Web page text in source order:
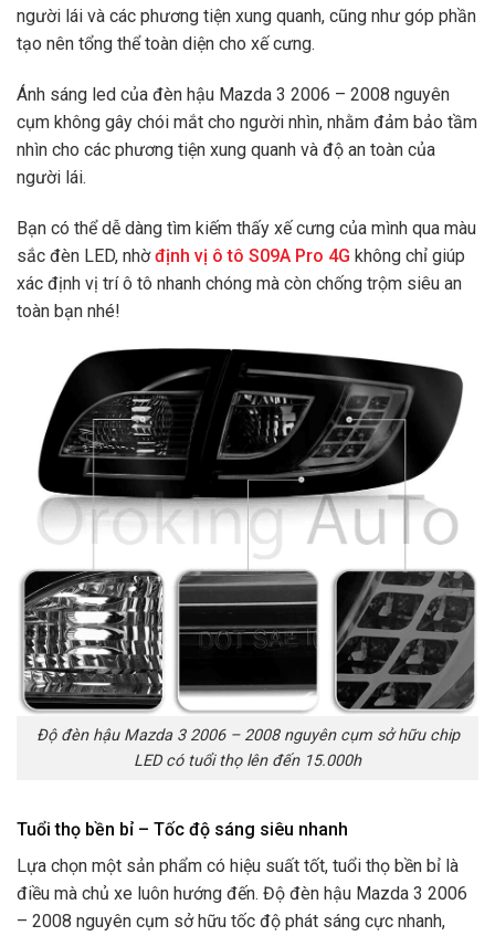
người lái và các phương tiện xung quanh, cũng như góp phần
tạo nên tổng thể toàn diện cho xế cưng.
Ánh sáng led của đèn hậu Mazda 3 2006 – 2008 nguyên
cụm không gây chói mắt cho người nhìn, nhằm đảm bảo tầm
nhìn cho các phương tiện xung quanh và độ an toàn của
người lái.
Bạn có thể dễ dàng tìm kiếm thấy xế cưng của mình qua màu
sắc đèn LED, nhờ định vị ô tô S09A Pro 4G không chỉ giúp
xác định vị trí ô tô nhanh chóng mà còn chống trộm siêu an
toàn bạn nhé!
Độ đèn hậu Mazda 3 2006 – 2008 nguyên cụm sở hữu chip
LED có tuổi thọ lên đến 15.000h
Tuổi thọ bền bỉ – Tốc độ sáng siêu nhanh
Lựa chọn một sản phẩm có hiệu suất tốt, tuổi thọ bền bỉ là
điều mà chủ xe luôn hướng đến. Độ đèn hậu Mazda 3 2006
– 2008 nguyên cụm sở hữu tốc độ phát sáng cực nhanh,